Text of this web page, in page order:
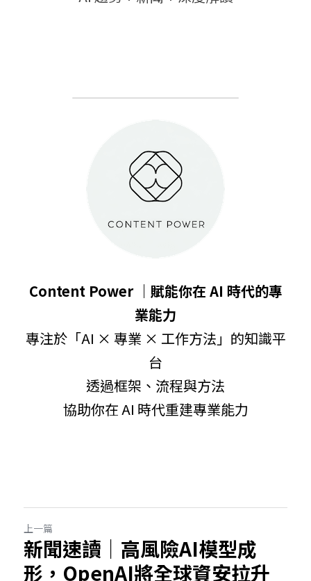
Content Power ｜賦能你在 AI 時代的專
業能力
專注於「AI × 專業 × 工作方法」的知識平
台
透過框架、流程與方法
協助你在 AI 時代重建專業能力
上一篇
新聞速讀｜高風險AI模型成
形，OpenAI將全球資安拉升